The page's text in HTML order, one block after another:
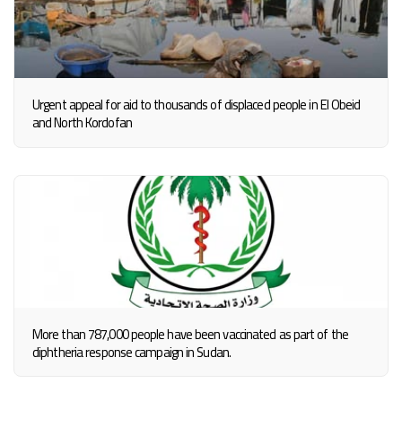
Urgent appeal for aid to thousands of displaced people in El Obeid
and North Kordofan
More than 787,000 people have been vaccinated as part of the
diphtheria response campaign in Sudan.